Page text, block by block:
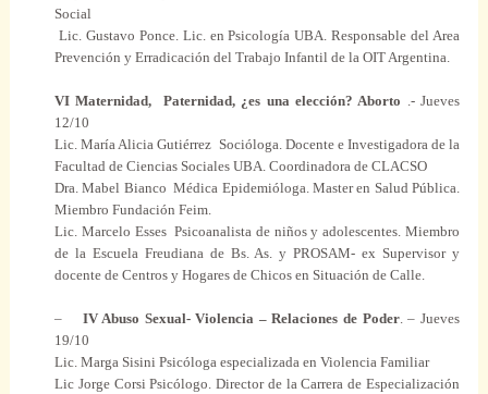
Social
Lic. Gustavo Ponce. Lic. en Psicología UBA. Responsable del Area
Prevención y Erradicación del TrabajoInfantil de la OIT Argentina.
VI Maternidad, Paternidad, ¿es unaelección?Aborto .- Jueves
12/10
Lic. María Alicia Gutiérrez Socióloga. Docentee Investigadora de la
Facultad de Ciencias Sociales UBA. Coordinadora de CLACSO
Dra. Mabel Bianco Médica Epidemióloga. Master en Salud Pública.
Miembro Fundación Feim.
Lic. Marcelo Esses Psicoanalista de niños yadolescentes. Miembro
de la Escuela Freudianade Bs. As. y PROSAM- ex Supervisory
docente deCentros y Hogares de Chicos en Situación de Calle.
– IVAbuso Sexual- Violencia – Relaciones de Poder. – Jueves
19/10
Lic. Marga SisiniPsicóloga especializada en ViolenciaFamiliar
Lic Jorge CorsiPsicólogo. Director de la Carrera de Especialización